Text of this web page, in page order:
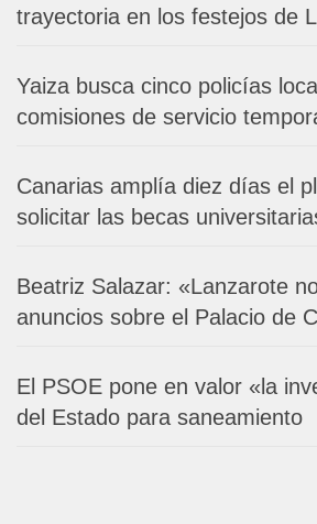
trayectoria en los festejos de
Yaiza busca cinco policías
comisiones de servicio
Canarias amplía diez días el
solicitar las becas
Beatriz Salazar: «Lanzarote
anuncios sobre el Palacio de
El PSOE pone en valor «la
del Estado para saneamiento